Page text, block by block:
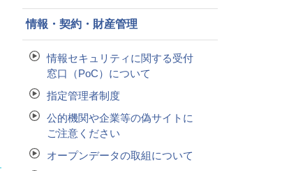
情報・契約・財産管理
情報セキュリティに関する受付
窓口（PoC）について
指定管理者制度
公的機関や企業等の偽サイトに
ご注意ください
オープンデータの取組について